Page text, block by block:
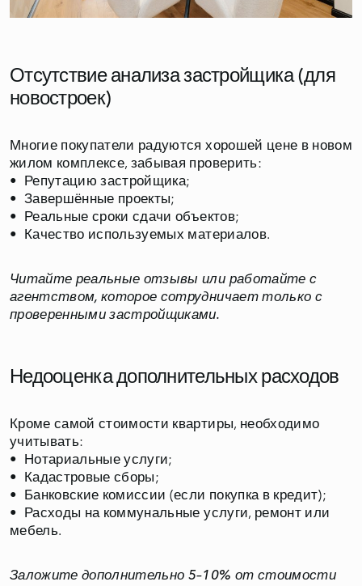
Отсутствие анализа застройщика (для
новостроек)
Многие покупатели радуются хорошей цене в новом
жилом комплексе, забывая проверить:
• Репутацию застройщика;
• Завершённые проекты;
• Реальные сроки сдачи объектов;
• Качество используемых материалов.
Читайте реальные отзывы или работайте с
агентством, которое сотрудничает только с
проверенными застройщиками.
Недооценка дополнительных расходов
Кроме самой стоимости квартиры, необходимо
учитывать:
• Нотариальные услуги;
• Кадастровые сборы;
• Банковские комиссии (если покупка в кредит);
• Расходы на коммунальные услуги, ремонт или
мебель.
Заложите дополнительно 5–10% от стоимости